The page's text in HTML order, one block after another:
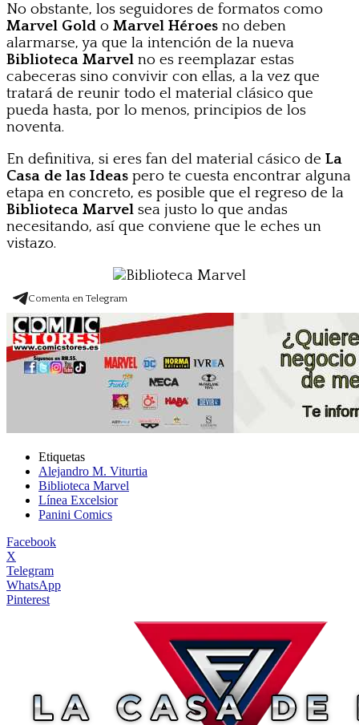
No obstante, los seguidores de formatos como
Marvel Gold o Marvel Héroes no deben
alarmarse, ya que la intención de la nueva
Biblioteca Marvel no es reemplazar estas
cabeceras sino convivir con ellas, a la vez que
tratará de reunir todo el material clásico que
pueda hasta, por lo menos, principios de los
noventa.
En definitiva, si eres fan del material cásico de La
Casa de las Ideas pero te cuesta encontrar alguna
etapa en concreto, es posible que el regreso de la
Biblioteca Marvel sea justo lo que andas
necesitando, así que conviene que le eches un
vistazo.
Comenta en Telegram
Etiquetas
Alejandro M. Viturtia
Biblioteca Marvel
Línea Excelsior
Panini Comics
Facebook
X
Telegram
WhatsApp
Pinterest